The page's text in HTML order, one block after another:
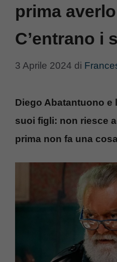
prima
C’entrano i
3 Aprile 2024 di
Diego Abatantuono
suoi figli: non riesce
prima non fa una